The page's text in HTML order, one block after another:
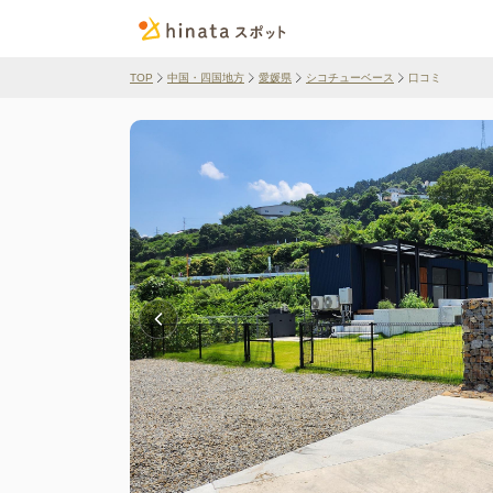
TOP 中国・四国地方 愛媛県 シコチューベース 口コミ